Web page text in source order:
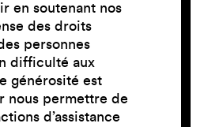
en soutenant nos
des droits
personnes
difficulté aux
générosité est
nous permettre de
d’assistance